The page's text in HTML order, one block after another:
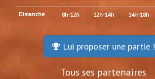
Dimanche 8h-12h 12h-14h 14h-18h
Lui proposer une partie !
Tous ses partenaires